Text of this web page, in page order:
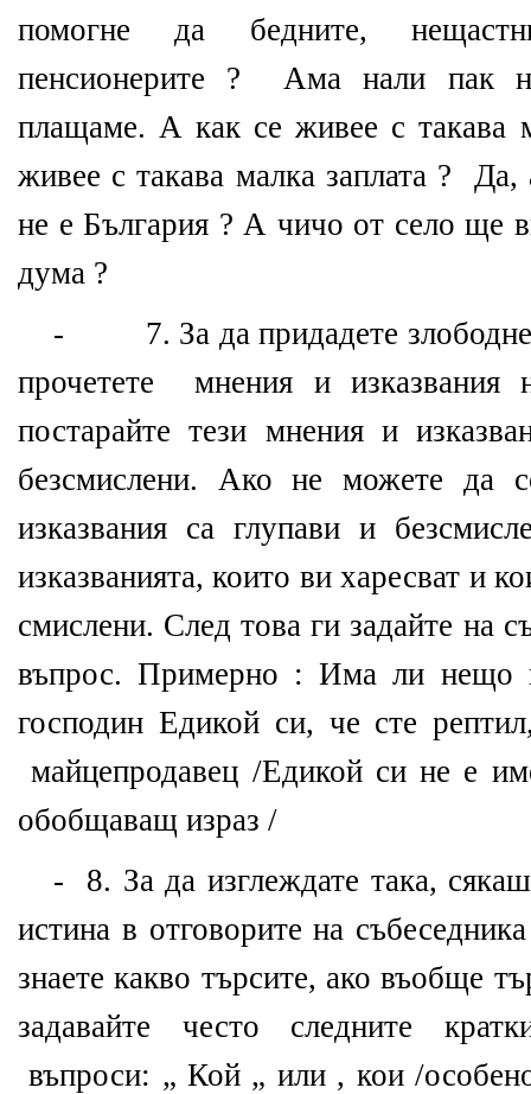
помогне да бедните,
пенсионерите ? Ама нали пак
плащаме. А как се живее с такава
живее с такава малка заплата ?
не е България ? А чичо от село ще
дума ?
- 7. За да придадете
прочетете мнения и изказвания
постарайте тези мнения и
безсмислени. Ако не можете да
изказвания са глупави и
изказванията, които ви харесват и
смислени. След това ги задайте на
въпрос. Примерно : Има ли нещо
господин Едикой си, че сте
майцепродавец /Едикой си не е
обобщаващ израз /
- 8. За да изглеждате така,
истина в отговорите на
знаете какво търсите, ако въобще
задавайте често следните
въпроси: „ Кой „ или , кои /